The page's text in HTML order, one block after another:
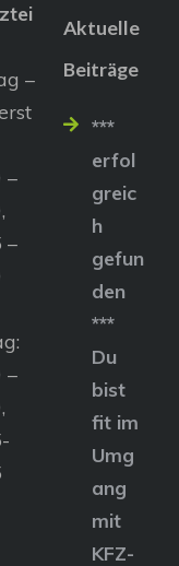
–
–
–
–
Aktuelle
Beiträge
***
erfol
greic
h
gefun
den
***
Du
bist
fit im
Umg
ang
mit
KFZ-